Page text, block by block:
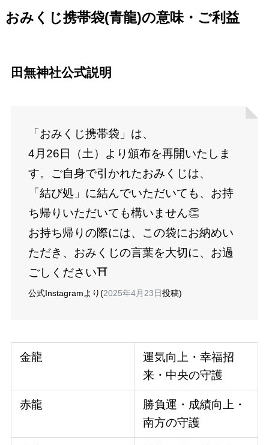
おみくじ携帯袋(青龍)の意味・ご利益
田無神社公式説明
「おみくじ携帯袋」は、
4月26日（土）より頒布を再開いたしま
す。ご自身で引かれたおみくじは、
「結び処」に結んでいただいても、お持
ち帰りいただいても構いません👏
お持ち帰りの際には、この袋にお納めい
ただき、おみくじの言葉を大切に、お過
ごしください⛩️
公式Instagramより(2025年4月23日投稿)
金龍
運気向上・幸福招
来・中央の守護
赤龍
勝負運・成績向上・
南方の守護